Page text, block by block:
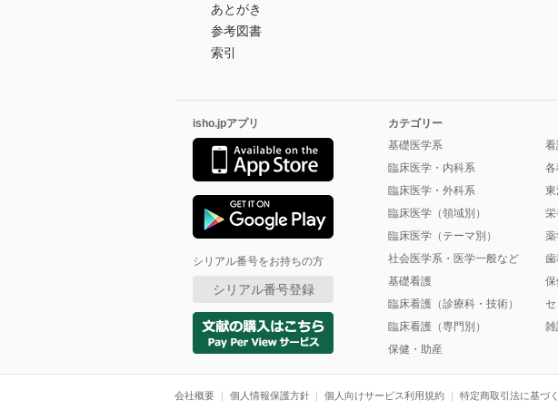
あとがき
参考図書
索引
isho.jpアプリ
シリアル番号をお持ちの方
シリアル番号登録
カテゴリー
基礎医学系
臨床医学・内科系
臨床医学・外科系
臨床医学（領域別）
臨床医学（テーマ別）
社会医学系・医学一般など
基礎看護
臨床看護（診療科・技術）
臨床看護（専門別）
保健・助産
看
各
東
栄
薬
歯
保
雑
会社概要 個人情報保護方針 個人向けサービス利用規約 特定商取引法に基づ